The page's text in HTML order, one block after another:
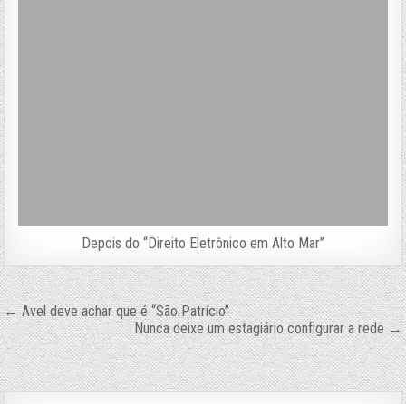
Depois do “Direito Eletrônico em Alto Mar”
Navegação
de
Post
← Avel deve achar que é “São Patrício”
Nunca deixe um estagiário configurar a rede →